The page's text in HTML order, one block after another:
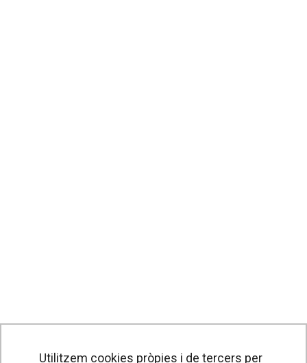
Utilitzem cookies pròpies i de tercers per